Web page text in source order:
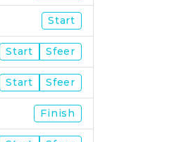
Start
Start Sfeer
Start Sfeer
Finish